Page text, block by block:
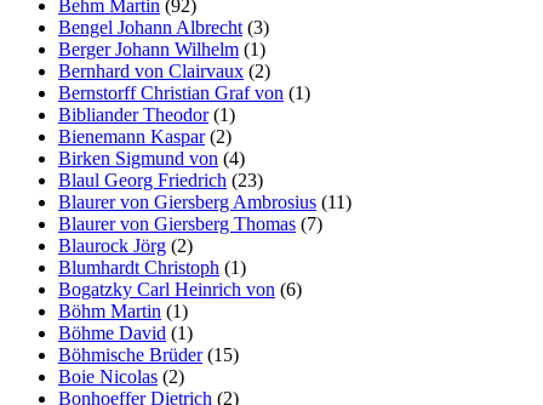
Behm Martin (92)
Bengel Johann Albrecht (3)
Berger Johann Wilhelm (1)
Bernhard von Clairvaux (2)
Bernstorff Christian Graf von (1)
Bibliander Theodor(1)
Bienemann Kaspar(2)
Birken Sigmund von (4)
Blaul Georg Friedrich (23)
Blaurer von Giersberg Ambrosius (11)
Blaurer von Giersberg Thomas (7)
Blaurock Jörg (2)
Blumhardt Christoph (1)
Bogatzky Carl Heinrich von (6)
Böhm Martin (1)
Böhme David (1)
Böhmische Brüder(15)
Boie Nicolas (2)
Bonhoeffer Dietrich (2)